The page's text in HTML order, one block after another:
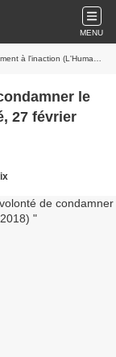
MENU
(L'Humanité, 27 février 2018)
le
27 février